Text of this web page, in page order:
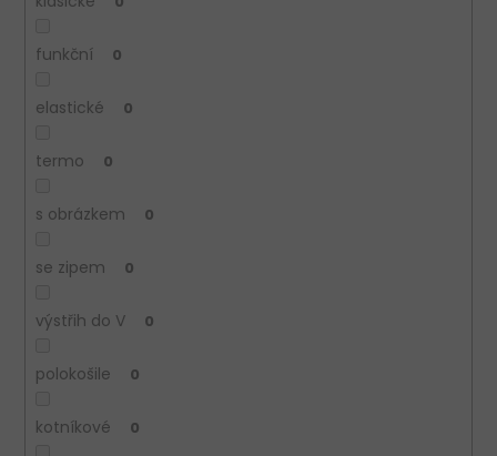
funkční 0
elastické 0
termo 0
s obrázkem 0
se zipem 0
výstřih do V 0
polokošile 0
kotníkové 0